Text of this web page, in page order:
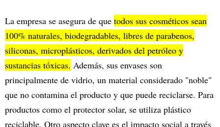
La empresa se asegura de que todos sus cosméticos sean
100% naturales, biodegradables, libres de parabenos,
siliconas, microplásticos, derivados del petróleo y
sustancias tóxicas. Además, sus envases son
principalmente de vidrio, un material considerado "noble"
que no contamina el producto y que puede reciclarse. Para
productos como el protector solar, se utiliza plástico
reciclable. Otro aspecto clave es el impacto social a través